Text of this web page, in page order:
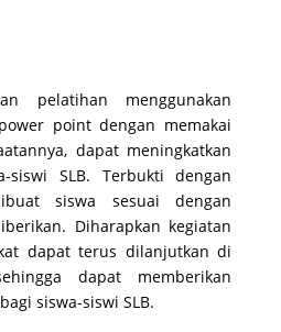
pelatihan menggunakan
point dengan memakai
dapat meningkatkan
siswi SLB. Terbukti dengan
siswa sesuai dengan
Diharapkan kegiatan
dapat terus dilanjutkan di
dapat memberikan
siswa-siswi SLB.